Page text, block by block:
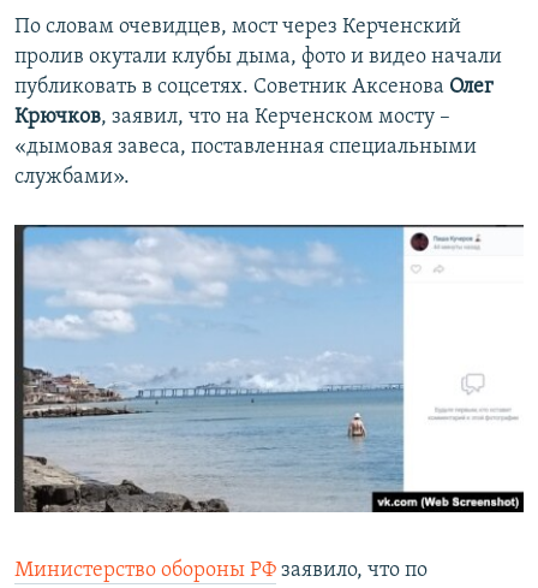
По словам очевидцев, мост через Керченский
пролив окутали клубы дыма, фото и видео начали
публиковать в соцсетях. Советник Аксенова Олег
Крючков, заявил, что на Керченском мосту –
«дымовая завеса, поставленная специальными
службами».
Министерство обороны РФ заявило, что по